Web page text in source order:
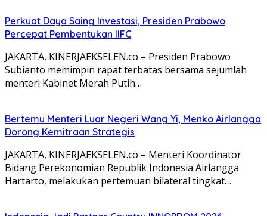
Perkuat Daya Saing Investasi, Presiden Prabowo
Percepat Pembentukan IIFC
JAKARTA, KINERJAEKSELEN.co – Presiden Prabowo
Subianto memimpin rapat terbatas bersama sejumlah
menteri Kabinet Merah Putih…
Bertemu Menteri Luar Negeri Wang Yi, Menko Airlangga
Dorong Kemitraan Strategis
JAKARTA, KINERJAEKSELEN.co – Menteri Koordinator
Bidang Perekonomian Republik Indonesia Airlangga
Hartarto, melakukan pertemuan bilateral tingkat…